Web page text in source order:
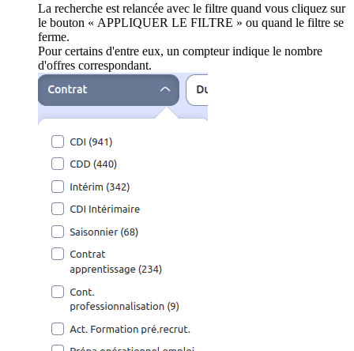
La recherche est relancée avec le filtre quand vous cliquez sur
le bouton « APPLIQUER LE FILTRE » ou quand le filtre se
ferme.
Pour certains d'entre eux, un compteur indique le nombre
d'offres correspondant.